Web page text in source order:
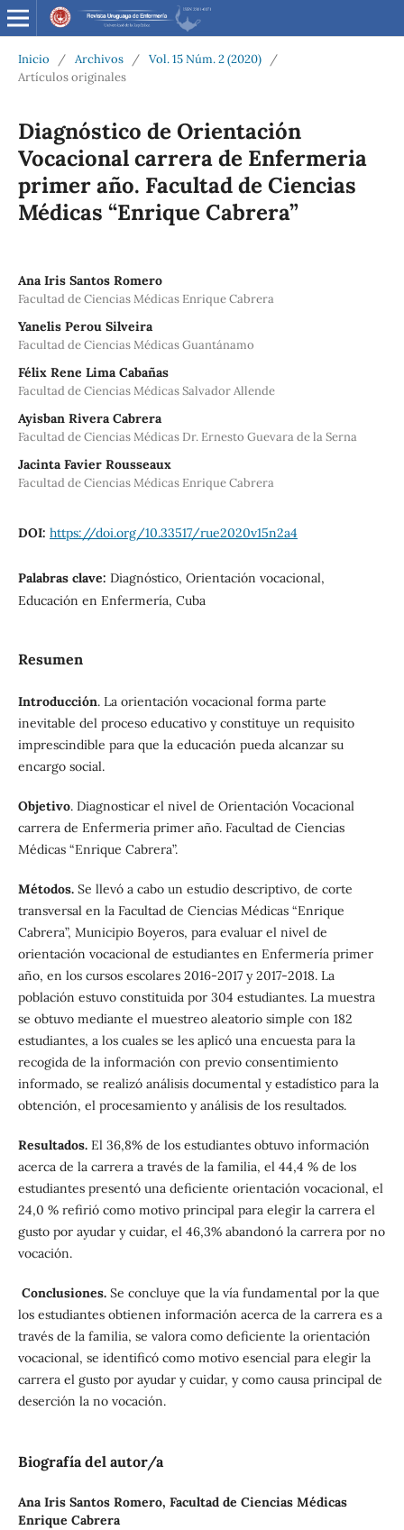
Inicio / Archivos / Vol. 15 Núm. 2 (2020)
/
Artículos originales
Diagnóstico de Orientación
Vocacional carrera de Enfermeria
primer año. Facultad de Ciencias
Médicas “Enrique Cabrera”
Ana Iris Santos Romero
Facultad de Ciencias Médicas Enrique Cabrera
Yanelis Perou Silveira
Facultad de Ciencias Médicas Guantánamo
Félix Rene Lima Cabañas
Facultad de Ciencias Médicas Salvador Allende
Ayisban Rivera Cabrera
Facultad de Ciencias Médicas Dr. Ernesto Guevara de la Serna
Jacinta Favier Rousseaux
Facultad de Ciencias Médicas Enrique Cabrera
DOI: https://doi.org/10.33517/rue2020v15n2a4
Palabras clave: Diagnóstico, Orientación vocacional,
Educación en Enfermería, Cuba
Resumen
Introducción. La orientación vocacional forma parte
inevitable del proceso educativo y constituye un requisito
imprescindible para que la educación pueda alcanzar su
encargo social.
Objetivo. Diagnosticar el nivel de Orientación Vocacional
carrera de Enfermeria primer año. Facultad de Ciencias
Médicas “Enrique Cabrera”.
Métodos.Se llevó a cabo un estudio descriptivo, de corte
transversal en la Facultad de Ciencias Médicas “Enrique
Cabrera”, Municipio Boyeros, para evaluar el nivel de
orientación vocacional de estudiantes en Enfermería primer
año, en los cursos escolares 2016-2017 y 2017-2018. La
población estuvo constituida por 304 estudiantes. La muestra
se obtuvo mediante el muestreo aleatorio simple con 182
estudiantes, a los cuales se les aplicó una encuesta para la
recogida de la información con previo consentimiento
informado, se realizó análisis documental y estadístico para la
obtención, el procesamiento y análisis de los resultados.
Resultados.El 36,8% de los estudiantes obtuvo información
acerca de la carrera a través de la familia, el 44,4 % de los
estudiantes presentó una deficiente orientación vocacional, el
24,0 % refirió como motivo principal para elegir la carrera el
gusto por ayudar y cuidar, el 46,3% abandonó la carrera por no
vocación.
Conclusiones.Se concluye que la vía fundamental por la que
los estudiantes obtienen información acerca de la carrera es a
través de la familia, se valora como deficiente la orientación
vocacional, se identificó como motivo esencial para elegir la
carrera el gusto por ayudar y cuidar, y como causa principal de
deserción la no vocación.
Biografía del autor/a
Ana Iris Santos Romero, Facultad de Ciencias Médicas
Enrique Cabrera